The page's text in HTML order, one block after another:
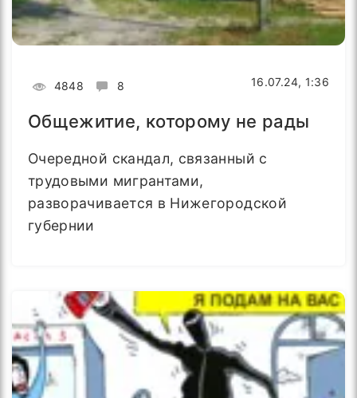
4848 8 16.07.24, 1:36
Общежитие, которому не рады
Очередной скандал, связанный с
трудовыми мигрантами,
разворачивается в Нижегородской
губернии